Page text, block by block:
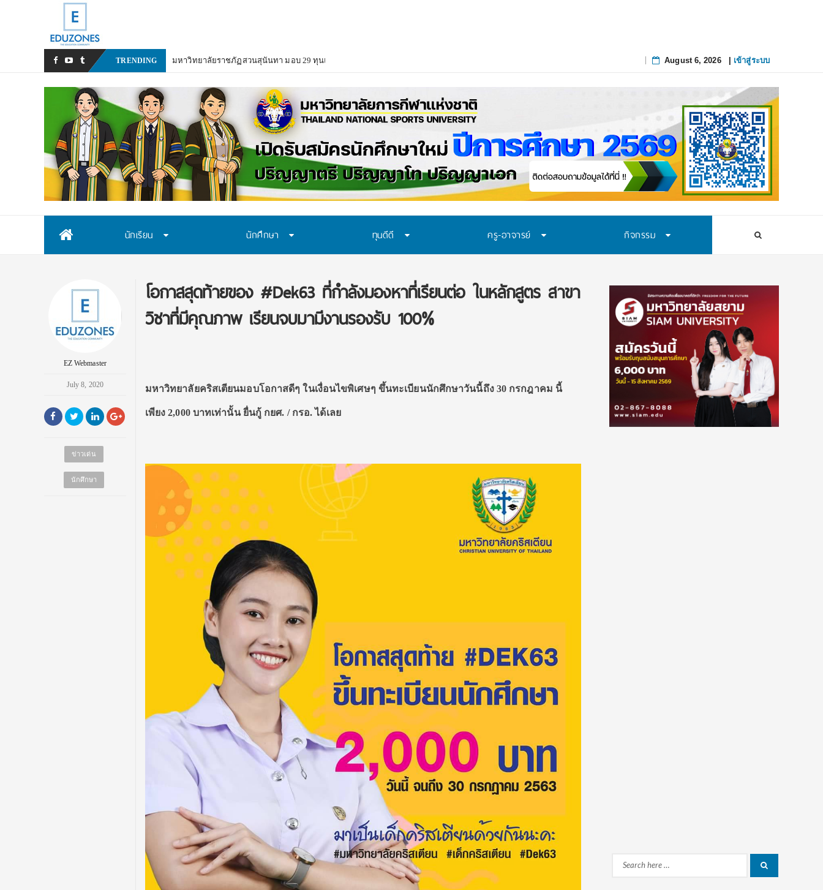
TRENDING
มหาวิทยาลัยราชภัฏสวนสุนันทา มอบ 29 ทุนแบบต่อเนื่องตลอดหลักสูตร สนับสนุนเยาวชนเรียนจนจบ สร้างโอกาสทางการศึกษาอย่างยั่งยืน
August 6, 2026| เข้าสู่ระบบ
นักเรียน นักศึกษา ทุนดีดี ครู-อาจารย์ กิจกรรม
EZ Webmaster
July 8, 2020
ข่าวเด่น
นักศึกษา
โอกาสสุดท้ายของ #Dek63 ที่กำลังมองหาที่เรียนต่อ ในหลักสูตร สาขา
วิชาที่มีคุณภาพ เรียนจบมามีงานรองรับ 100%
มหาวิทยาลัยคริสเตียนมอบโอกาสดีๆ ในเงื่อนไขพิเศษๆ ขึ้นทะเบียนนักศึกษาวันนี้ถึง 30 กรกฎาคม นี้
เพียง 2,000 บาทเท่านั้น ยื่นกู้ กยศ. / กรอ. ได้เลย
Search